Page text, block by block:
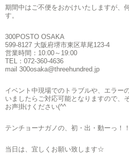
期間中はご不便をおかけいたしますが、
す。
300POSTO OSAKA
599-8127 大阪府堺市東区草尾123-4
営業時間：10:00～19:00
TEL：072-360-4636
mail 300osaka@threehundred.jp
イベント中現場でのトラブルや、エラー
いましたらご対応可能となりますので、
お声掛けください(^^ゞ
テンチョーナガノの、初・出・動ーっ！
当日は、宜しくお願い致します☆